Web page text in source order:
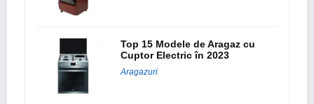
Top 15 Modele de Aragaz cu
Cuptor Electric în 2023
Aragazuri